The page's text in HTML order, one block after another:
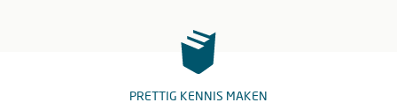
PRETTIG KENNIS MAKEN